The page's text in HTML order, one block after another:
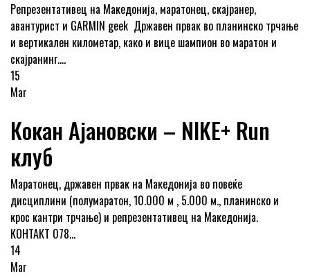
Репрезентативец на Македонија, маратонец, скајранер,
авантурист и GARMIN geek Државен првак во планинско трчање
и вертикален километар, како и вице шампион во маратон и
скајранинг....
15
Mar
Кокан Ајановски – NIKE+ Run
клуб
Маратонец, државен првак на Македонија во повеќе
дисциплини (полумаратон, 10.000 м , 5.000 м., планинско и
крос кантри трчање) и репрезентативец на Македонија.
КОНТАКТ 078...
14
Mar